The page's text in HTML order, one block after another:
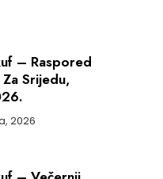
– Raspored
Srijedu,
2026